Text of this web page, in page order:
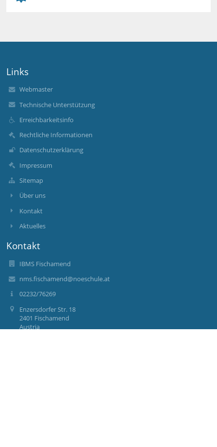
Links
Webmaster
Technische Unterstützung
Erreichbarkeitsinfo
Rechtliche Informationen
Datenschutzerklärung
Impressum
Sitemap
Über uns
Kontakt
Aktuelles
Kontakt
IBMS Fischamend
nms.fischamend@noeschule.at
02232/76269
Enzersdorfer Str. 18
2401 Fischamend
Austria